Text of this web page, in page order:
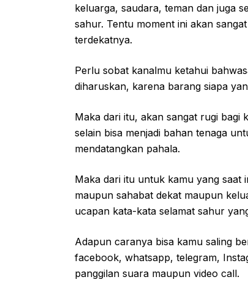
keluarga, saudara, teman dan juga
sahur. Tentu moment ini akan
terdekatnya.
Perlu sobat kanalmu ketahui
diharuskan, karena barang siapa
Maka dari itu, akan sangat rugi bagi
selain bisa menjadi bahan tenaga
mendatangkan pahala.
Maka dari itu untuk kamu yang saat
maupun sahabat dekat maupun
ucapan kata-kata selamat sahur
Adapun caranya bisa kamu saling
facebook, whatsapp, telegram,
panggilan suara maupun video call.